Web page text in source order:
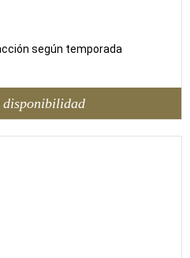
según temporada
disponibilidad